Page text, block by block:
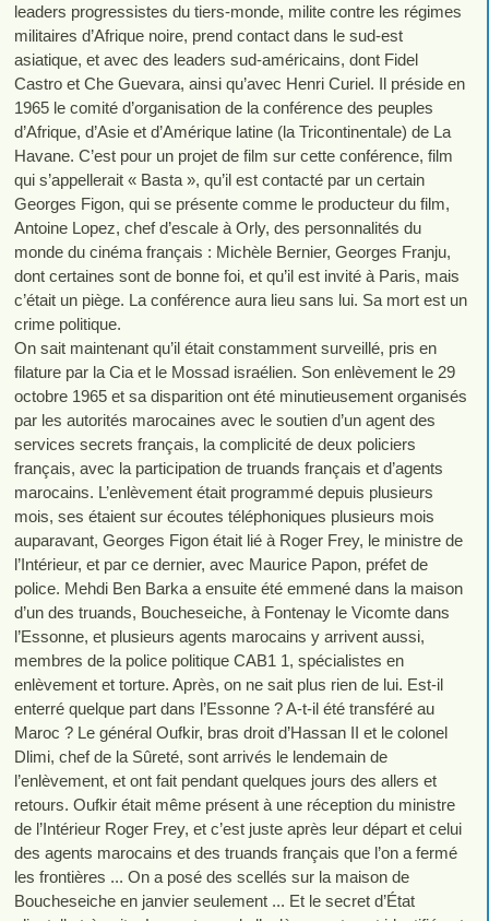
leaders progressistes du tiers-monde, milite contre les régimes
militaires d’Afrique noire, prend contact dans le sud-est
asiatique, et avec des leaders sud-américains, dont Fidel
Castro et Che Guevara, ainsi qu’avec Henri Curiel. Il préside en
1965 le comité d’organisation de la conférence des peuples
d’Afrique, d’Asie et d’Amérique latine (la Tricontinentale) de La
Havane. C’est pour un projet de film sur cette conférence, film
qui s’appellerait « Basta », qu’il est contacté par un certain
Georges Figon, qui se présente comme le producteur du film,
Antoine Lopez, chef d’escale à Orly, des personnalités du
monde du cinéma français : Michèle Bernier, Georges Franju,
dont certaines sont de bonne foi, et qu’il est invité à Paris, mais
c’était un piège. La conférence aura lieu sans lui. Sa mort est un
crime politique.
On sait maintenant qu’il était constamment surveillé, pris en
filature par la Cia et le Mossad israélien. Son enlèvement le 29
octobre 1965 et sa disparition ont été minutieusement organisés
par les autorités marocaines avec le soutien d’un agent des
services secrets français, la complicité de deux policiers
français, avec la participation de truands français et d’agents
marocains. L’enlèvement était programmé depuis plusieurs
mois, ses étaient sur écoutes téléphoniques plusieurs mois
auparavant, Georges Figon était lié à Roger Frey, le ministre de
l’Intérieur, et par ce dernier, avec Maurice Papon, préfet de
police. Mehdi Ben Barka a ensuite été emmené dans la maison
d’un des truands, Boucheseiche, à Fontenay le Vicomte dans
l’Essonne, et plusieurs agents marocains y arrivent aussi,
membres de la police politique CAB1 1, spécialistes en
enlèvement et torture. Après, on ne sait plus rien de lui. Est-il
enterré quelque part dans l’Essonne ? A-t-il été transféré au
Maroc ? Le général Oufkir, bras droit d’Hassan II et le colonel
Dlimi, chef de la Sûreté, sont arrivés le lendemain de
l’enlèvement, et ont fait pendant quelques jours des allers et
retours. Oufkir était même présent à une réception du ministre
de l’Intérieur Roger Frey, et c’est juste après leur départ et celui
des agents marocains et des truands français que l’on a fermé
les frontières ... On a posé des scellés sur la maison de
Boucheseiche en janvier seulement ... Et le secret d’État